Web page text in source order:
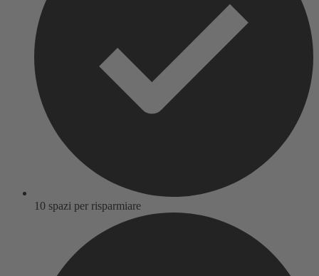
10 spazi per risparmiare